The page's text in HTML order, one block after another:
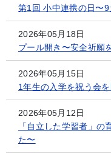
第1回 小中連携の日〜
2026年05月18日
プール開き〜安全祈願
2026年05月15日
1年生の入学を祝う会を
2026年05月12日
「自立した学習者」の
た〜